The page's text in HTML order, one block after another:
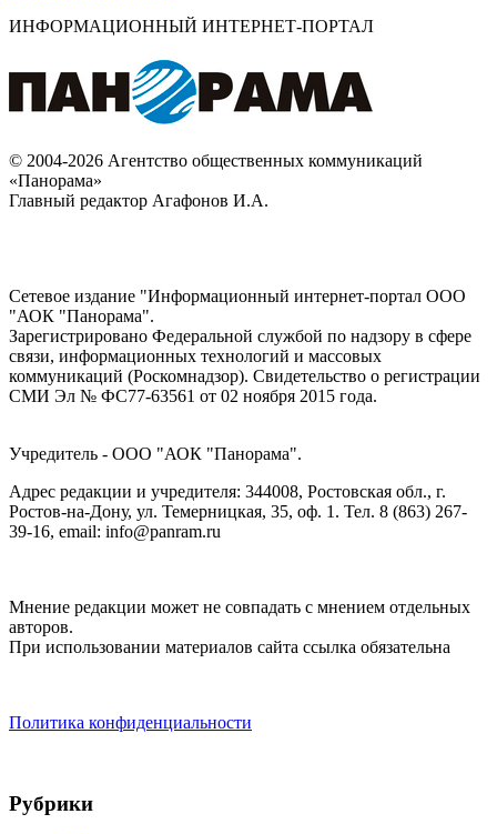
ИНФОРМАЦИОННЫЙ ИНТЕРНЕТ-ПОРТАЛ
© 2004-2026 Агентство общественных коммуникаций
«Панорама»
Главный редактор Агафонов И.А.
Сетевое издание "Информационный интернет-портал ООО
"АОК "Панорама".
Зарегистрировано Федеральной службой по надзору в сфере
связи, информационных технологий и массовых
коммуникаций (Роскомнадзор). Cвидетельство о регистрации
СМИ Эл № ФС77-63561 от 02 ноября 2015 года.
Учредитель - ООО "АОК "Панорама".
Адрес редакции и учредителя: 344008, Ростовская обл., г.
Ростов-на-Дону, ул. Темерницкая, 35, оф. 1. Тел. 8 (863) 267-
39-16, email: info@panram.ru
Мнение редакции может не совпадать с мнением отдельных
авторов.
При использовании материалов сайта ссылка обязательна
Политика конфиденциальности
Рубрики